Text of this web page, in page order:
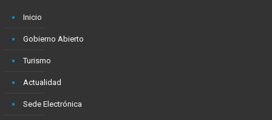
Inicio
Gobierno Abierto
Turismo
Actualidad
Sede Electrónica